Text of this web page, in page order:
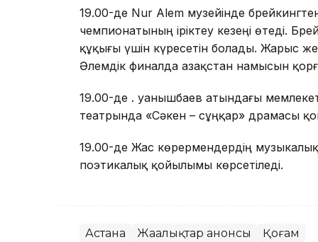
19.00-де Nur Alem музейінде
чемпионатының іріктеу кезеңі өтеді.
құқығы үшін күресетін болады. Жарыс
Әлемдік финалда Қазақстан намысын
19.00-де Қ. Қуанышбаев атындағы
театрында «Сәкен – сұңқар» драмасы
19.00-де Жас көрермендердің
поэтикалық қойылымы көрсетіледі.
Астана Жаңалықтар анонсы Қоғам